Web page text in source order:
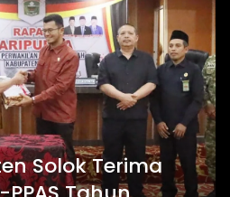
Solok Terima